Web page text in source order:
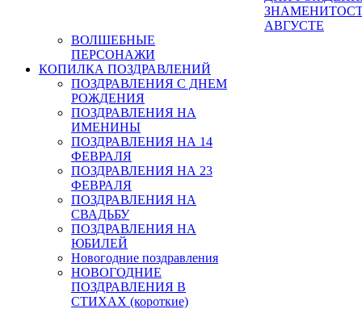
АВГУСТЕ
ВОЛШЕБНЫЕ
ПЕРСОНАЖИ
КОПИЛКА ПОЗДРАВЛЕНИЙ
ПОЗДРАВЛЕНИЯ С ДНЕМ
РОЖДЕНИЯ
ПОЗДРАВЛЕНИЯ НА
ИМЕНИНЫ
ПОЗДРАВЛЕНИЯ НА 14
ФЕВРАЛЯ
ПОЗДРАВЛЕНИЯ НА 23
ФЕВРАЛЯ
ПОЗДРАВЛЕНИЯ НА
СВАДЬБУ
ПОЗДРАВЛЕНИЯ НА
ЮБИЛЕЙ
Новогодние поздравления
НОВОГОДНИЕ
ПОЗДРАВЛЕНИЯ В
СТИХАХ (короткие)